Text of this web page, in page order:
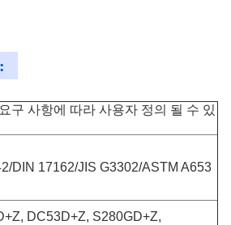
구 사항에 따라 사용자 정의 될 수 있
DIN 17162/JIS G3302/ASTM A653
DC53D+Z, S280GD+Z,